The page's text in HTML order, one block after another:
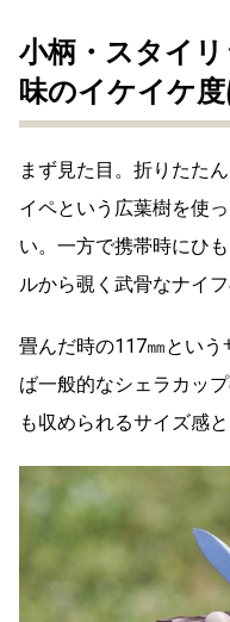
小柄・スタイ
味のイケイケ
まず見た目。折りたた
イペという広葉樹を使
い。一方で携帯時にひ
ルから覗く武骨なナイ
畳んだ時の117㎜という
ば一般的なシェラカッ
も収められるサイズ感と